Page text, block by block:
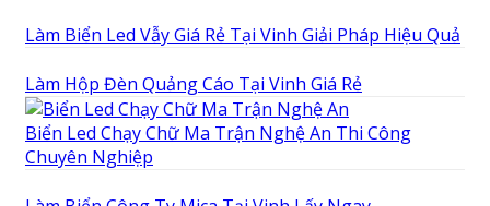
Làm Biển Led Vẫy Giá Rẻ Tại Vinh Giải Pháp Hiệu Quả
Làm Hộp Đèn Quảng Cáo Tại Vinh Giá Rẻ
Biển Led Chạy Chữ Ma Trận Nghệ An Thi Công
Chuyên Nghiệp